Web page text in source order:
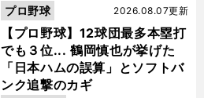
【プロ野球】12球団最多本塁打
でも３位... 鶴岡慎也が挙げた
「日本ハムの誤算」とソフトバ
ンク追撃のカギ
2026.08.07更新
プロ野球